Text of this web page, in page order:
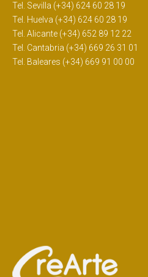
Tel. Sevilla (+34) 624 60 28 19
Tel. Huelva (+34) 624 60 28 19
Tel. Alicante (+34) 652 89 12 22
Tel. Cantabria (+34) 669 26 31 01
Tel. Baleares (+34) 669 91 00 00